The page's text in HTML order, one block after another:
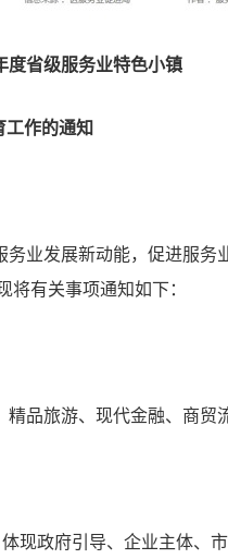
度省级服务业特色小镇
工作的通知
务业发展新动能，促进服务
有关事项通知如下：
精品旅游、现代金融、商贸
现政府引导、企业主体、